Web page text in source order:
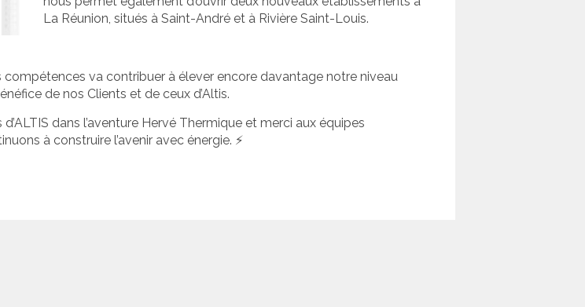
La Réunion, situés à Saint-André et à Rivière Saint-Louis.
compétences va contribuer à élever encore davantage notre niveau
de nos Clients et de ceux d’Altis.
dans l’aventure Hervé Thermique et merci aux équipes
à construire l’avenir avec énergie. ⚡